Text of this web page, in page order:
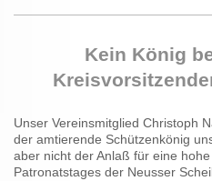
Kein König
Unser Vereinsmitglied Christoph
der amtierende Schützenkönig
aber nicht der Anlaß für eine
Patronatstages der Neusser